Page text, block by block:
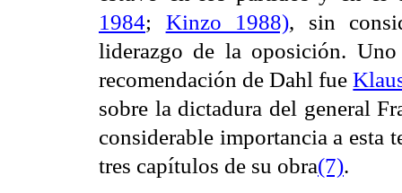
1984; Kinzo 1988), sin
liderazgo de la oposición.
recomendación de Dahl fue
sobre la dictadura del general
considerable importancia a esta
tres capítulos de su obra(7).